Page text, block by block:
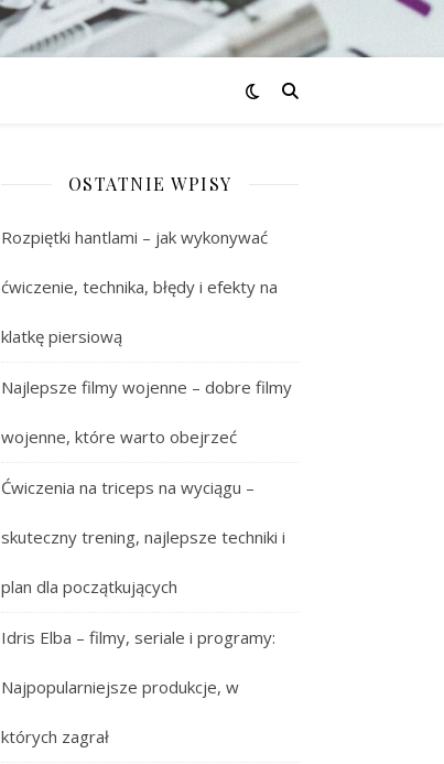
OSTATNIE WPISY
Rozpiętki hantlami – jak wykonywać
ćwiczenie, technika, błędy i efekty na
klatkę piersiową
Najlepsze filmy wojenne – dobre filmy
wojenne, które warto obejrzeć
Ćwiczenia na triceps na wyciągu –
skuteczny trening, najlepsze techniki i
plan dla początkujących
Idris Elba – filmy, seriale i programy:
Najpopularniejsze produkcje, w
których zagrał